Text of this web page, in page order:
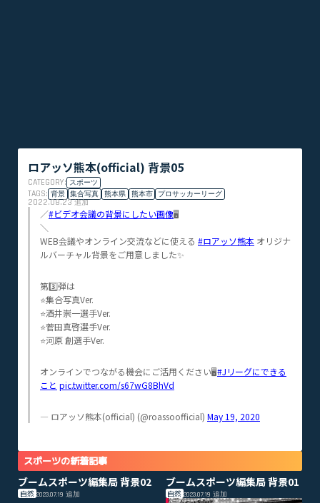
ロアッソ熊本(official) 背景05
CATEGORY: スポーツ
TAGS: 背景 集合写真 熊本県 熊本市 プロサッカーリーグ
2022.08.23追加
／#ビデオ会議の背景にしたい画像🖥
＼
WEB会議やオンライン交流などに使える #ロアッソ熊本 オリジナ
ルバーチャル背景をご用意しました✨
第3️⃣弾は
⭐集合写真Ver.
⭐酒井崇一選手Ver.
⭐菅田真啓選手Ver.
⭐河原 創選手Ver.
オンラインでつながる機会にご活用ください🖥#Jリーグにできる
こと pic.twitter.com/s67wG8BhVd
— ロアッソ熊本(official) (@roassoofficial) May 19, 2020
スポーツの新着記事
ブームスポーツ編集局 背景02
自然 2023.07.19 追加
ブームスポーツ編集局 背景01
自然 2023.07.19追加